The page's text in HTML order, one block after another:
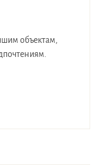
объектам,